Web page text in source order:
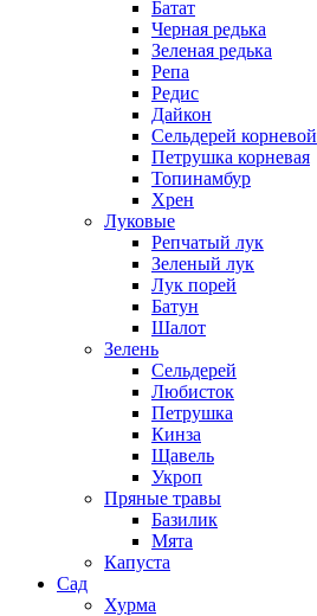
Батат
Черная редька
Зеленая редька
Репа
Редис
Дайкон
Сельдерей корневой
Петрушка корневая
Топинамбур
Хрен
Луковые
Репчатый лук
Зеленый лук
Лук порей
Батун
Шалот
Зелень
Сельдерей
Любисток
Петрушка
Кинза
Щавель
Укроп
Пряные травы
Базилик
Мята
Капуста
Сад
Хурма